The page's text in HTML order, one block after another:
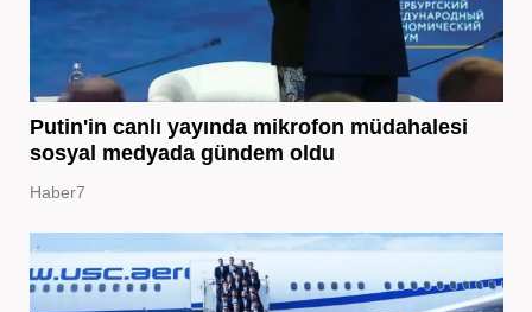
Putin'in canlı yayında mikrofon müdahalesi
sosyal medyada gündem oldu
Haber7